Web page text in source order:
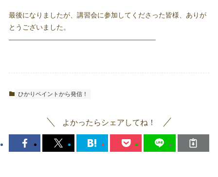
最後になりましたが、講習会に参加してくださった皆様、ありが
とうございました。
—————————————————————–
ひかりペイントから発信！
よかったらシェアしてね！